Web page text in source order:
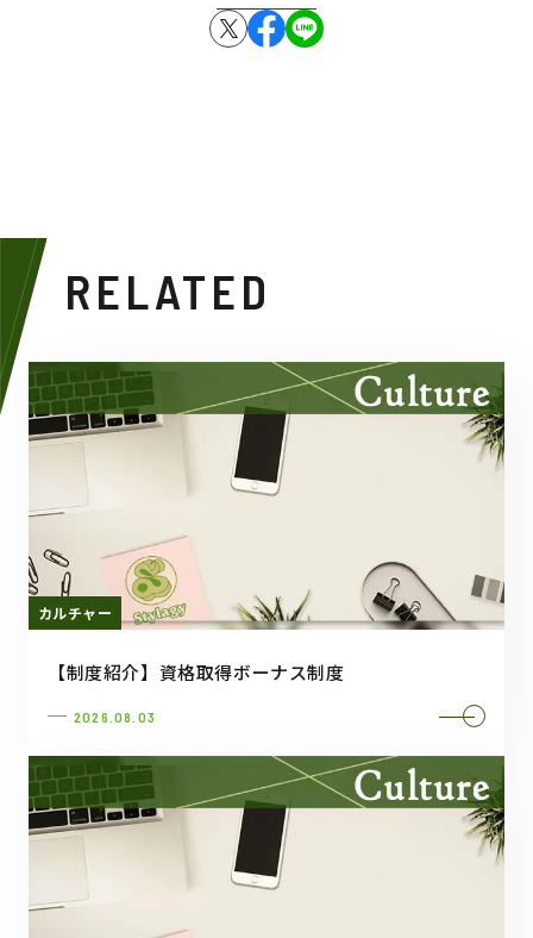
RELATED
カルチャー
【制度紹介】資格取得ボーナス制度
2026.08.03